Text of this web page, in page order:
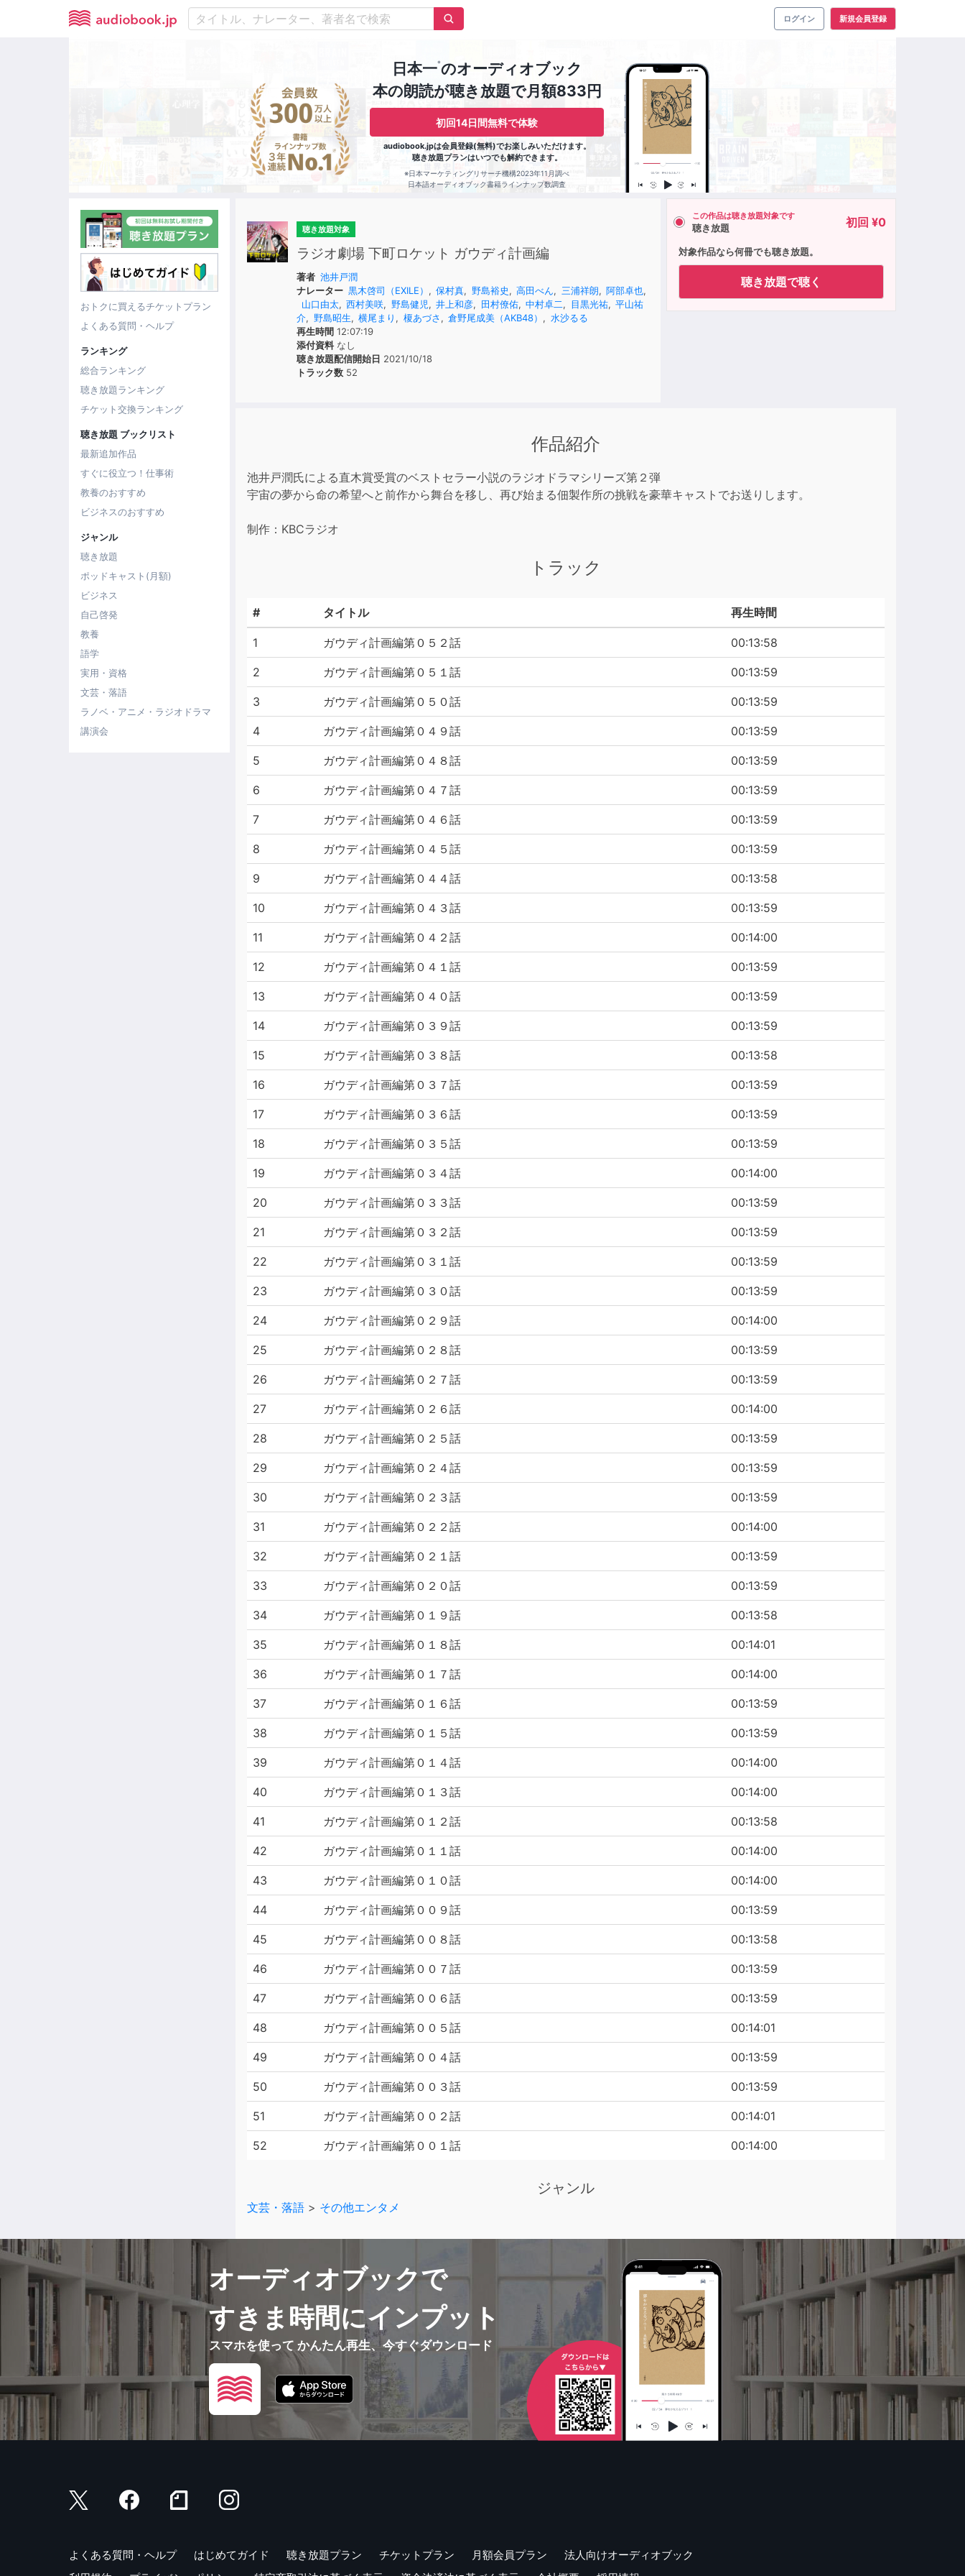
ログイン 新規会員登録
日本一※のオーディオブック
本の朗読が聴き放題で月額833円
初回14日間無料で体験
audiobook.jpは会員登録(無料)でお楽しみいただけます。
聴き放題プランはいつでも解約できます。
※日本マーケティングリサーチ機構2023年11月調べ
日本語オーディオブック書籍ラインナップ数調査
おトクに買えるチケットプラン
よくある質問・ヘルプ
ランキング
総合ランキング
聴き放題ランキング
チケット交換ランキング
聴き放題 ブックリスト
最新追加作品
すぐに役立つ！仕事術
教養のおすすめ
ビジネスのおすすめ
ジャンル
聴き放題
ポッドキャスト(月額)
ビジネス
自己啓発
教養
語学
実用・資格
文芸・落語
ラノベ・アニメ・ラジオドラマ
講演会
聴き放題対象
ラジオ劇場 下町ロケット ガウディ計画編
著者 池井戸潤
ナレーター 黒木啓司（EXILE） , 保村真, 野島裕史, 高田べん, 三浦祥朗, 阿部卓也,
山口由太, 西村美咲, 野島健児, 井上和彦, 田村僚佑, 中村卓二, 目黒光祐, 平山祐
介, 野島昭生, 横尾まり , 榎あづさ, 倉野尾成美（AKB48） , 水沙るる
再生時間 12:07:19
添付資料なし
聴き放題配信開始日 2021/10/18
トラック数 52
この作品は聴き放題対象です
聴き放題 初回 ¥0
対象作品なら何冊でも聴き放題。
聴き放題で聴く
作品紹介
池井戸潤氏による直木賞受賞のベストセラー小説のラジオドラマシリーズ第２弾
宇宙の夢から命の希望へと前作から舞台を移し、再び始まる佃製作所の挑戦を豪華キャストでお送りします。
制作：KBCラジオ
トラック
# タイトル 再生時間
1 ガウディ計画編第０５２話 00:13:58
2 ガウディ計画編第０５１話 00:13:59
3 ガウディ計画編第０５０話 00:13:59
4 ガウディ計画編第０４９話 00:13:59
5 ガウディ計画編第０４８話 00:13:59
6 ガウディ計画編第０４７話 00:13:59
7 ガウディ計画編第０４６話 00:13:59
8 ガウディ計画編第０４５話 00:13:59
9 ガウディ計画編第０４４話 00:13:58
10 ガウディ計画編第０４３話 00:13:59
11 ガウディ計画編第０４２話 00:14:00
12 ガウディ計画編第０４１話 00:13:59
13 ガウディ計画編第０４０話 00:13:59
14 ガウディ計画編第０３９話 00:13:59
15 ガウディ計画編第０３８話 00:13:58
16 ガウディ計画編第０３７話 00:13:59
17 ガウディ計画編第０３６話 00:13:59
18 ガウディ計画編第０３５話 00:13:59
19 ガウディ計画編第０３４話 00:14:00
20 ガウディ計画編第０３３話 00:13:59
21 ガウディ計画編第０３２話 00:13:59
22 ガウディ計画編第０３１話 00:13:59
23 ガウディ計画編第０３０話 00:13:59
24 ガウディ計画編第０２９話 00:14:00
25 ガウディ計画編第０２８話 00:13:59
26 ガウディ計画編第０２７話 00:13:59
27 ガウディ計画編第０２６話 00:14:00
28 ガウディ計画編第０２５話 00:13:59
29 ガウディ計画編第０２４話 00:13:59
30 ガウディ計画編第０２３話 00:13:59
31 ガウディ計画編第０２２話 00:14:00
32 ガウディ計画編第０２１話 00:13:59
33 ガウディ計画編第０２０話 00:13:59
34 ガウディ計画編第０１９話 00:13:58
35 ガウディ計画編第０１８話 00:14:01
36 ガウディ計画編第０１７話 00:14:00
37 ガウディ計画編第０１６話 00:13:59
38 ガウディ計画編第０１５話 00:13:59
39 ガウディ計画編第０１４話 00:14:00
40 ガウディ計画編第０１３話 00:14:00
41 ガウディ計画編第０１２話 00:13:58
42 ガウディ計画編第０１１話 00:14:00
43 ガウディ計画編第０１０話 00:14:00
44 ガウディ計画編第００９話 00:13:59
45 ガウディ計画編第００８話 00:13:58
46 ガウディ計画編第００７話 00:13:59
47 ガウディ計画編第００６話 00:13:59
48 ガウディ計画編第００５話 00:14:01
49 ガウディ計画編第００４話 00:13:59
50 ガウディ計画編第００３話 00:13:59
51 ガウディ計画編第００２話 00:14:01
52 ガウディ計画編第００１話 00:14:00
ジャンル
文芸・落語 > その他エンタメ
オーディオブックで
すきま時間にインプット
スマホを使って かんたん再生、今すぐダウンロード
よくある質問・ヘルプ はじめてガイド 聴き放題プラン チケットプラン 月額会員プラン
法人向けオーディオブック